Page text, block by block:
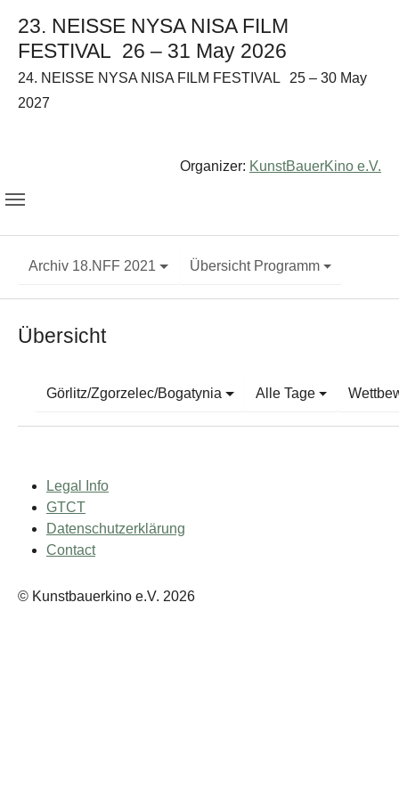
23. NEISSE NYSA NISA FILM
FESTIVAL 26 – 31 May 2026
24. NEISSE NYSA NISA FILM FESTIVAL
25 – 30 May
2027
Organizer: KunstBauerKino e.V.
Archiv 18.NFF 2021 Übersicht Programm
Übersicht
Görlitz/Zgorzelec/Bogatynia Alle Tage
Legal Info
GTCT
Datenschutzerklärung
Contact
© Kunstbauerkino e.V. 2026